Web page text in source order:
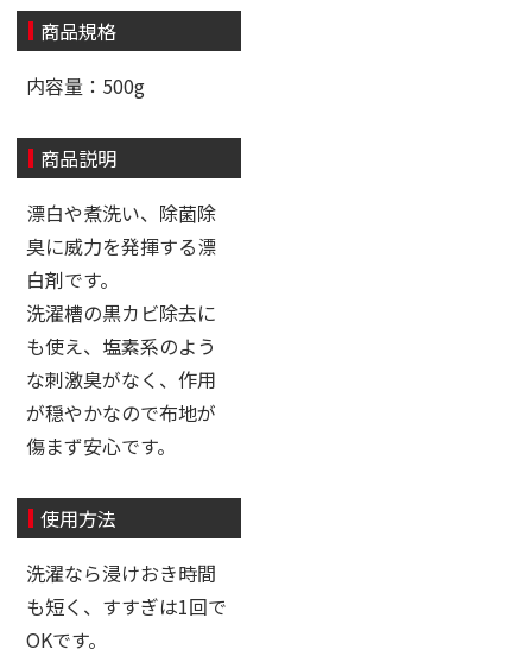
商品規格
内容量：500g
商品説明
漂白や煮洗い、除菌除
臭に威力を発揮する漂
白剤です。
洗濯槽の黒カビ除去に
も使え、塩素系のよう
な刺激臭がなく、作用
が穏やかなので布地が
傷まず安心です。
使用方法
洗濯なら浸けおき時間
も短く、すすぎは1回で
OKです。